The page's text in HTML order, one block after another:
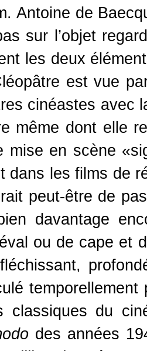
Antoine de
sur l’objet
les deux
est vue
cinéastes avec
même dont elle
mise en scène
dans les films de
peut-être de
davantage
ou de cape et
classiques du
des années